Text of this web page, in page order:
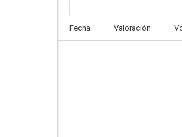
--
Fecha Valoración